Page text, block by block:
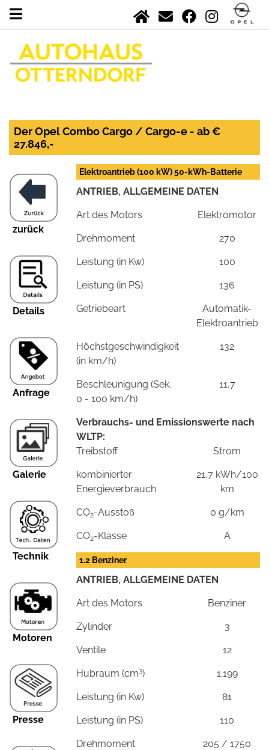
Der Opel Combo Cargo / Cargo-e - ab €
27.846,-
zurück
Details
Anfrage
Galerie
Technik
Motoren
Presse
Elektroantrieb (100 kW) 50-kWh-Batterie
ANTRIEB, ALLGEMEINE DATEN
Art des Motors Elektromotor
Drehmoment 270
Leistung (in Kw) 100
Leistung (in PS) 136
Getriebeart
Automatik-
Elektroantrieb
Höchstgeschwindigkeit
(in km/h)
132
Beschleunigung (Sek.
0 - 100 km/h)
11,7
Verbrauchs- und Emissionswerte nach
WLTP:
Treibstoff
Strom
kombinierter
Energieverbrauch
21,7 kWh/100
km
CO2-Ausstoß 0 g/km
CO2-Klasse A
1.2 Benziner
ANTRIEB, ALLGEMEINE DATEN
Art des Motors Benziner
Zylinder 3
Ventile 12
Hubraum (cm3) 1.199
Leistung (in Kw) 81
Leistung (in PS) 110
Drehmoment 205 / 1750